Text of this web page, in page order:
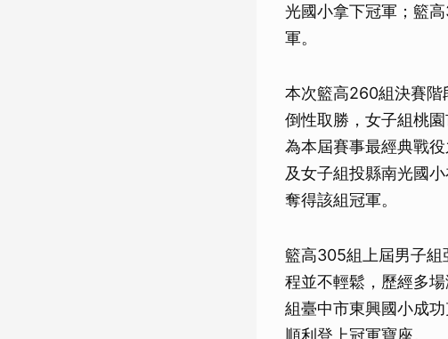
光國小拿下冠軍；籃
軍。
本次籃高260組決賽階
倒性取勝，女子組桃
為本屆賽事最經典戰
及女子組投縣南光國
奪得該組冠軍。
籃高305組上屆男子組
程並不輕鬆，歷經多
組臺中市東興國小成
順利登上冠軍寶座。